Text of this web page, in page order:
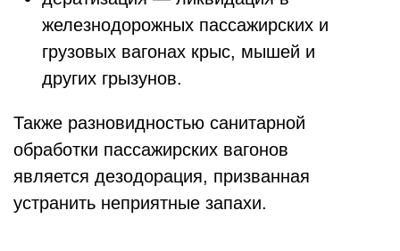
железнодорожных пассажирских и
грузовых вагонах крыс, мышей и
других грызунов.
Также разновидностью санитарной
обработки пассажирских вагонов
является дезодорация, призванная
устранить неприятные запахи.